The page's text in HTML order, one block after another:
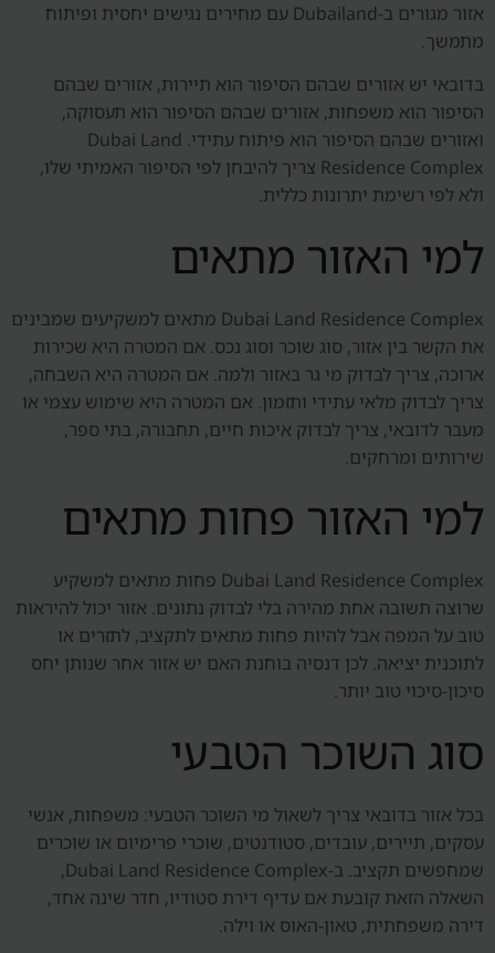
אזור מגורים ב-Dubailand עם מחירים נגישים יחסית ופיתוח
מתמשך.
בדובאי יש אזורים שבהם הסיפור הוא תיירות, אזורים שבהם
הסיפור הוא משפחות, אזורים שבהם הסיפור הוא תעסוקה,
ואזורים שבהם הסיפור הוא פיתוח עתידי. Dubai Land
Residence Complex צריך להיבחן לפי הסיפור האמיתי שלו,
ולא לפי רשימת יתרונות כללית.
למי האזור מתאים
Dubai Land Residence Complex מתאים למשקיעים שמבינים
את הקשר בין אזור, סוג שוכר וסוג נכס. אם המטרה היא שכירות
ארוכה, צריך לבדוק מי גר באזור ולמה. אם המטרה היא השבחה,
צריך לבדוק מלאי עתידי ותזמון. אם המטרה היא שימוש עצמי או
מעבר לדובאי, צריך לבדוק איכות חיים, תחבורה, בתי ספר,
שירותים ומרחקים.
למי האזור פחות מתאים
Dubai Land Residence Complex פחות מתאים למשקיע
שרוצה תשובה אחת מהירה בלי לבדוק נתונים. אזור יכול להיראות
טוב על המפה אבל להיות פחות מתאים לתקציב, לתזרים או
לתוכנית יציאה. לכן דנסיה בוחנת האם יש אזור אחר שנותן יחס
סיכון-סיכוי טוב יותר.
סוג השוכר הטבעי
בכל אזור בדובאי צריך לשאול מי השוכר הטבעי: משפחות, אנשי
עסקים, תיירים, עובדים, סטודנטים, שוכרי פרימיום או שוכרים
שמחפשים תקציב. ב-Dubai Land Residence Complex,
השאלה הזאת קובעת אם עדיף דירת סטודיו, חדר שינה אחד,
דירה משפחתית, טאון-האוס או וילה.